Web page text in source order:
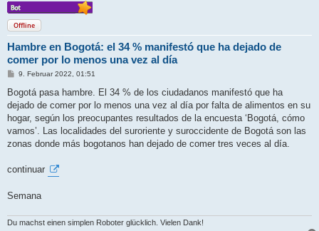
Offline
Hambre en Bogotá: el 34 % manifestó que ha dejado de
comer por lo menos una vez al día
B
i
r
a
g
9. Februar 2022, 01:51
Bogotá pasa hambre. El 34 % de los ciudadanos manifestó que ha
dejado de comer por lo menos una vez al día por falta de alimentos en su
hogar, según los preocupantes resultados de la encuesta ‘Bogotá, cómo
vamos’. Las localidades del suroriente y suroccidente de Bogotá son las
zonas donde más bogotanos han dejado de comer tres veces al día.
continuar
Semana
Du machst einen simplen Roboter glücklich. Vielen Dank!